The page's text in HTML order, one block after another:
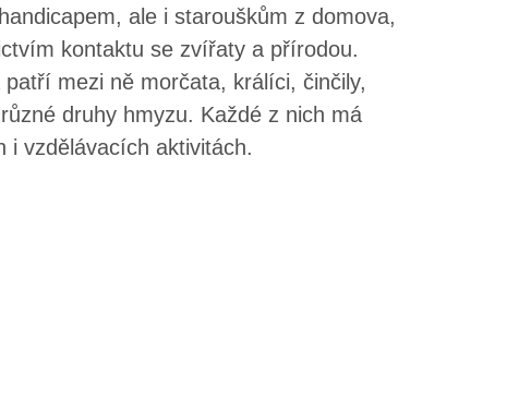
ale i starouškům z domova,
kontaktu se zvířaty a přírodou.
mezi ně morčata, králíci, činčily,
druhy hmyzu. Každé z nich má
i vzdělávacích aktivitách.